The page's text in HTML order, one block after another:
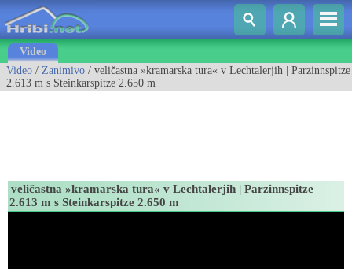
Video
Video / Zanimivo / veličastna »kramarska tura« v Lechtalerjih | Parzinnspitze
2.613 m s Steinkarspitze 2.650 m
veličastna »kramarska tura« v Lechtalerjih | Parzinnspitze
2.613 m s Steinkarspitze 2.650 m